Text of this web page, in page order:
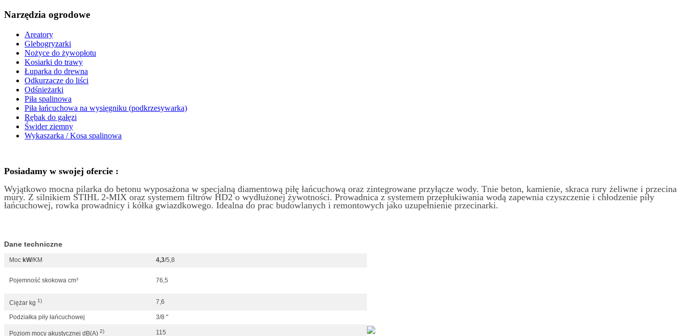
Narzędzia ogrodowe
Areatory
Glebogryzarki
Nożyce do żywopłotu
Kosiarki do trawy
Łuparka do drewna
Odkurzacze do liści
Odśnieżarki
Piła spalinowa
Piła łańcuchowa na wysięgniku (podkrzesywarka)
Rębak do gałęzi
Świder ziemny
Wykaszarka / Kosa spalinowa
Posiadamy w swojej ofercie :
Wyjątkowo mocna pilarka do betonu wyposażona w specjalną diamentową piłę łańcuchową oraz zintegrowane przyłącze wody. Tnie beton, kamienie, skraca rury żeliwne i przecina
mury. Z silnikiem STIHL 2-MIX oraz systemem filtrów HD2 o wydłużonej żywotności. Prowadnica z systemem przepłukiwania wodą zapewnia czyszczenie i chłodzenie piły
łańcuchowej, rowka prowadnicy i kółka gwiazdkowego. Idealna do prac budowlanych i remontowych jako uzupełnienie przecinarki.
Dane techniczne
Moc kW/KM 4,3/5,8
Pojemność skokowa cm³ 76,5
Ciężar kg 1) 7,6
Podziałka piły łańcuchowej 3/8 "
Poziom mocy akustycznej dB(A) 2) 115